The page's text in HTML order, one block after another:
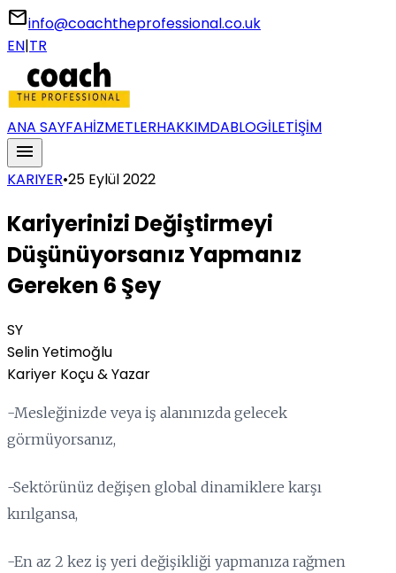
emailinfo@coachtheprofessional.co.uk
EN|TR
ANA SAYFAHİZMETLERHAKKIMDABLOGİLETİŞİM
menu
KARIYER•25 Eylül 2022
Kariyerinizi Değiştirmeyi
Düşünüyorsanız Yapmanız
Gereken 6 Şey
SY
Selin Yetimoğlu
Kariyer Koçu & Yazar
-Mesleğinizde veya iş alanınızda gelecek
görmüyorsanız,
-Sektörünüz değişen global dinamiklere karşı
kırılgansa,
-En az 2 kez iş yeri değişikliği yapmanıza rağmen